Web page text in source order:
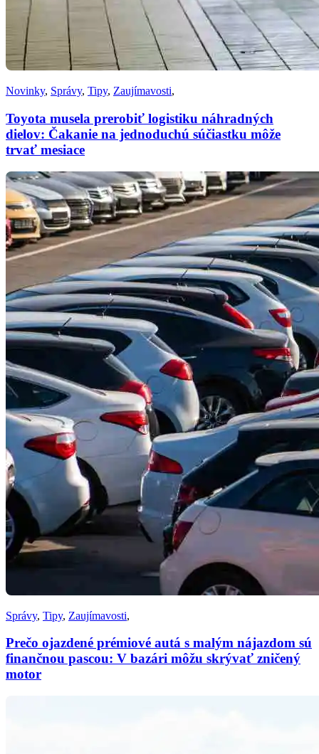
Novinky, Správy, Tipy, Zaujímavosti,
Toyota musela prerobiť logistiku náhradných
dielov: Čakanie na jednoduchú súčiastku môže
trvať mesiace
Správy, Tipy, Zaujímavosti,
Prečo ojazdené prémiové autá s malým nájazdom sú
finančnou pascou: V bazári môžu skrývať zničený
motor